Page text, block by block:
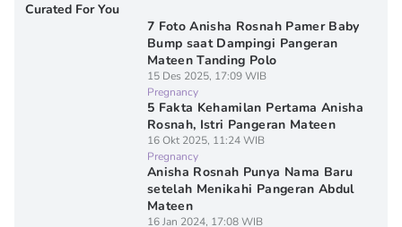
Curated For You
7 Foto Anisha Rosnah Pamer Baby
Bump saat Dampingi Pangeran
Mateen Tanding Polo
15 Des 2025, 17:09 WIB
Pregnancy
5 Fakta Kehamilan Pertama Anisha
Rosnah, Istri Pangeran Mateen
16 Okt 2025, 11:24 WIB
Pregnancy
Anisha Rosnah Punya Nama Baru
setelah Menikahi Pangeran Abdul
Mateen
16 Jan 2024, 17:08 WIB